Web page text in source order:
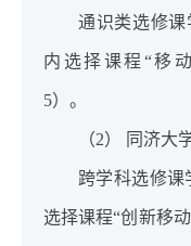
通识类选修课
内选择课程“移动
5）。
（2） 同济大
跨学科选修课
选择课程“创新移